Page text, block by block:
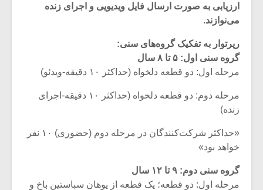
ارزیابی به صورت ارسال فایل ویدیویی و اجرای زنده
می‌نوازند.
رپرتوار به تفکیک گروه‌های سنی:
گروه سنی اول: ۵ تا ۸ سال
مرحله اول: دو قطعه دلخواه (حداکثر ۱۰ دقیقه-ویدئو)
مرحله دوم: دو قطعه دلخواه (حداکثر ۱۰ دقیقه-اجرای
زنده)
«حداکثر شرکت‌کنندگان در مرحله دوم (حضوری) ۱۰ نفر
خواهد بود»
گروه سنی دوم: ۹ تا ۱۲ سال
مرحله اول: دو قطعه؛ یک قطعه از یوهان سباستین باخ و